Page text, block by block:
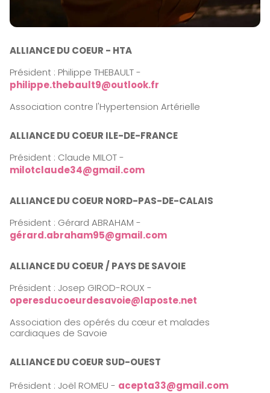
ALLIANCE DU COEUR - HTA
Président : Philippe THEBAULT -
philippe.thebault9@outlook.fr
Association contre l'Hypertension Artérielle
ALLIANCE DU COEUR ILE-DE-FRANCE
Président : Claude MILOT -
milotclaude34@gmail.com
ALLIANCE DU COEUR NORD-PAS-DE-CALAIS
Président : Gérard ABRAHAM -
gérard.abraham95@gmail.com
ALLIANCE DU COEUR / PAYS DE SAVOIE
Président : Josep GIROD-ROUX -
operesducoeurdesavoie@laposte.net
Association des opérés du cœur et malades
cardiaques de Savoie
ALLIANCE DU COEUR SUD-OUEST
Président : Joël ROMEU - acepta33@gmail.com